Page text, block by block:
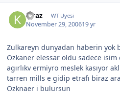
Kiraz WT Uyesi
November 29, 200619 yr
Zulkareyn dunyadan haberin yok
Ozkaner elessar oldu sadece
agırlıkv ermiyro meslek kasıyor
tarren mills e gidip etrafı biraz
Özknaer i bulursun